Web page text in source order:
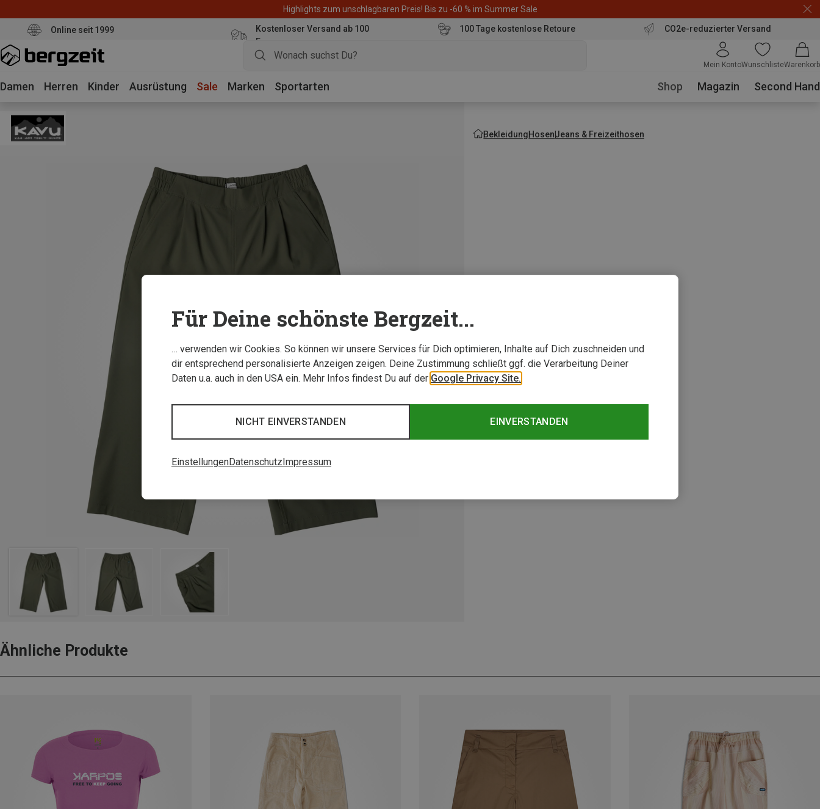
Highlights zum unschlagbaren Preis! Bis zu -60 % im Summer Sale
Online seit 1999
Kostenloser Versand ab 100
Euro
100 Tage kostenlose Retoure CO2e-reduzierter Versand
Mein KontoWunschlisteWarenkorb
Damen Herren Kinder Ausrüstung Sale Marken Sportarten Shop Magazin Second Hand
BekleidungHosenJeans & Freizeithosen
Ähnliche Produkte
Für Deine schönste Bergzeit...
… verwenden wir Cookies. So können wir unsere Services für Dich optimieren, Inhalte auf Dich zuschneiden und
dir entsprechend personalisierte Anzeigen zeigen. Deine Zustimmung schließt ggf. die Verarbeitung Deiner
Daten u.a. auch in den USA ein. Mehr Infos findest Du auf der Google Privacy Site.
EINVERSTANDEN
NICHT EINVERSTANDEN
EinstellungenDatenschutz Impressum